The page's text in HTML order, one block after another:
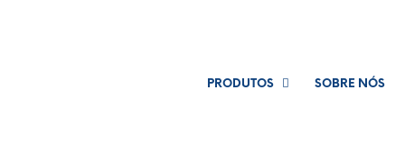
PRODUTOS SOBRE NÓS